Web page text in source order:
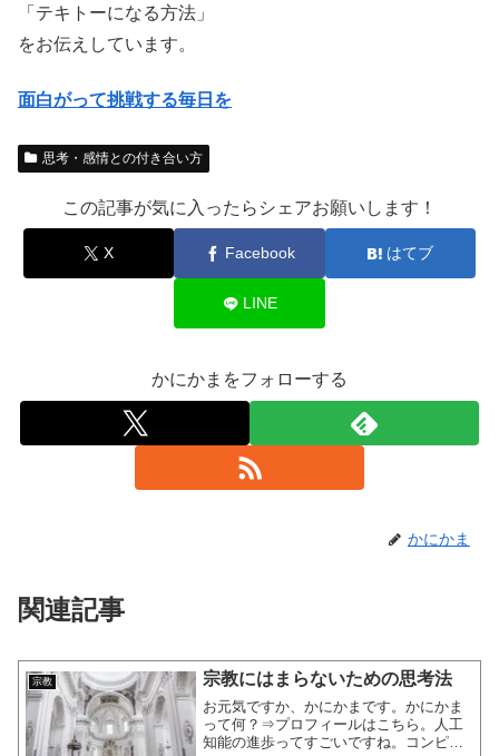
「テキトーになる方法」
をお伝えしています。
面白がって挑戦する毎日を
思考・感情との付き合い方
この記事が気に入ったらシェアお願いします！
X Facebook はてブ
LINE
かにかまをフォローする
かにかま
関連記事
宗教 宗教にはまらないための思考法
お元気ですか、かにかまです。かにかま
って何？⇒プロフィールはこちら。人工
知能の進歩ってすごいですね。コンピュ